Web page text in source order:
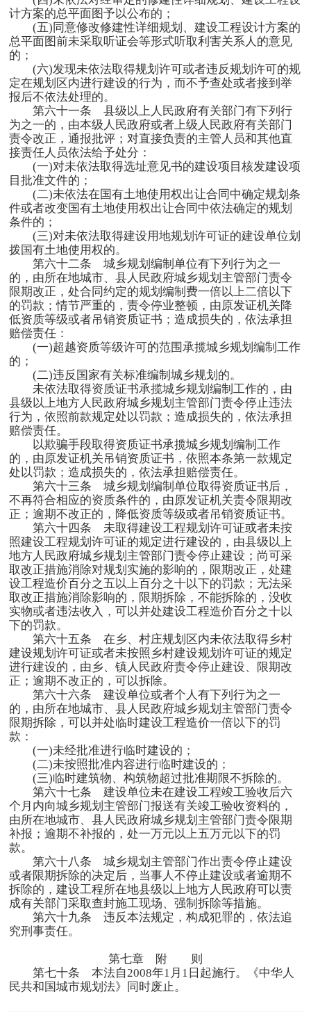
计方案的总平面图予以公布的；
(五) 同意修改修建性详细规划、建设工程设计方案的
总平面图前未采取听证会等形式听取利害关系人的意见
的；
(六)发现未依法取得规划许可或者违反规划许可的规
定在规划区内进行建设的行为，而不予查处或者接到举
报后不依法处理的。
第六十一条 县级以上人民政府有关部门有下列行
为之一的，由本级人民政府或者上级人民政府有关部门
责令改正，通报批评；对直接负责的主管人员和其他直
接责任人员依法给予处分：
(一)对未依法取得选址意见书的建设项目核发建设项
目批准文件的；
(二)未依法在国有土地使用权出让合同中确定规划条
件或者改变国有土地使用权出让合同中依法确定的规划
条件的；
(三)对未依法取得建设用地规划许可证的建设单位划
拨国有土地使用权的。
第六十二条 城乡规划编制单位有下列行为之一
的，由所在地城市、县人民政府城乡规划主管部门责令
限期改正，处合同约定的规划编制费一倍以上二倍以下
的罚款；情节严重的，责令停业整顿，由原发证机关降
低资质等级或者吊销资质证书；造成损失的，依法承担
赔偿责任：
(一)超越资质等级许可的范围承揽城乡规划编制工作
的；
(二)违反国家有关标准编制城乡规划的。
未依法取得资质证书承揽城乡规划编制工作的，由
县级以上地方人民政府城乡规划主管部门责令停止违法
行为，依照前款规定处以罚款；造成损失的，依法承担
赔偿责任。
以欺骗手段取得资质证书承揽城乡规划编制工作
的，由原发证机关吊销资质证书，依照本条第一款规定
处以罚款；造成损失的，依法承担赔偿责任。
第六十三条 城乡规划编制单位取得资质证书后，
不再符合相应的资质条件的，由原发证机关责令限期改
正；逾期不改正的，降低资质等级或者吊销资质证书。
第六十四条 未取得建设工程规划许可证或者未按
照建设工程规划许可证的规定进行建设的，由县级以上
地方人民政府城乡规划主管部门责令停止建设；尚可采
取改正措施消除对规划实施的影响的，限期改正，处建
设工程造价百分之五以上百分之十以下的罚款；无法采
取改正措施消除影响的，限期拆除，不能拆除的，没收
实物或者违法收入，可以并处建设工程造价百分之十以
下的罚款。
第六十五条 在乡、村庄规划区内未依法取得乡村
建设规划许可证或者未按照乡村建设规划许可证的规定
进行建设的，由乡、镇人民政府责令停止建设、限期改
正；逾期不改正的，可以拆除。
第六十六条 建设单位或者个人有下列行为之一
的，由所在地城市、县人民政府城乡规划主管部门责令
限期拆除，可以并处临时建设工程造价一倍以下的罚
款：
(一)未经批准进行临时建设的；
(二)未按照批准内容进行临时建设的；
(三)临时建筑物、构筑物超过批准期限不拆除的。
第六十七条 建设单位未在建设工程竣工验收后六
个月内向城乡规划主管部门报送有关竣工验收资料的，
由所在地城市、县人民政府城乡规划主管部门责令限期
补报；逾期不补报的，处一万元以上五万元以下的罚
款。
第六十八条 城乡规划主管部门作出责令停止建设
或者限期拆除的决定后，当事人不停止建设或者逾期不
拆除的，建设工程所在地县级以上地方人民政府可以责
成有关部门采取查封施工现场、强制拆除等措施。
第六十九条 违反本法规定，构成犯罪的，依法追
究刑事责任。
第七章 附 则
第七十条 本法自2008年1 月 1 日起施行。《中华人
民共和国城市规划法》同时废止。